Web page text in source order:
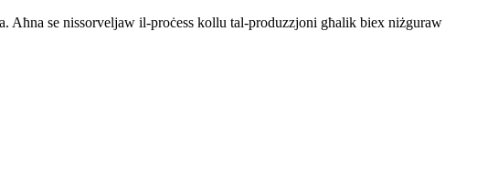
Aħna se nissorveljaw il-proċess kollu tal-produzzjoni għalik biex niżguraw